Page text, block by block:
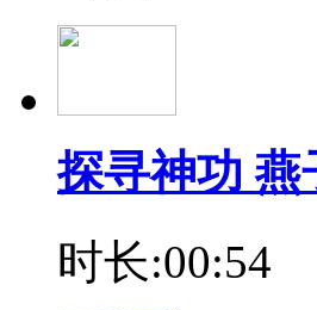
探寻神功
时长:00:54